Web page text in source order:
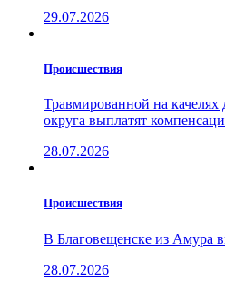
29.07.2026
Проиcшествия
Травмированной на
округа выплатят
28.07.2026
Проиcшествия
В Благовещенске из Амура
28.07.2026